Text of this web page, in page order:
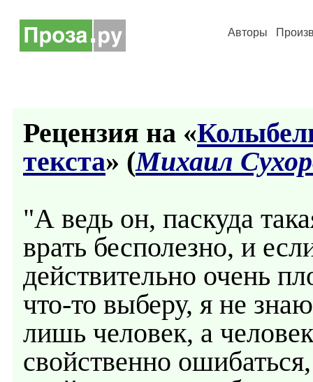
Авторы
Рецензия на «
текста» (Михаил
"А ведь он, паскуда
врать бесполезно, и
действительно очень
что-то выберу, я не
лишь человек, а
свойственно